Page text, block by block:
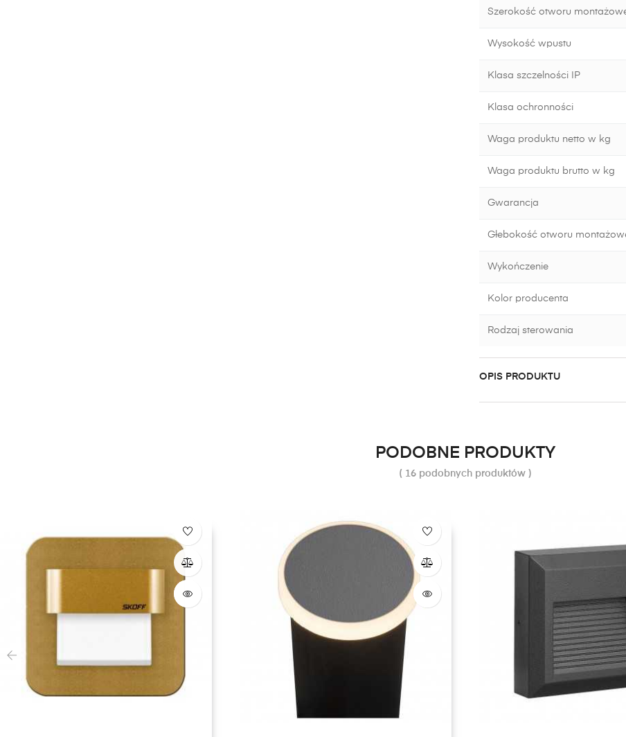
Szerokość otworu
Wysokość wpustu
Klasa szczelności IP
Klasa ochronności
Waga produktu netto w kg
Waga produktu brutto w kg
Gwarancja
Głebokość otworu
Wykończenie
Kolor producenta
Rodzaj sterowania
OPIS PRODUKTU
PODOBNE PRODUKTY
( 16 podobnych produktów )